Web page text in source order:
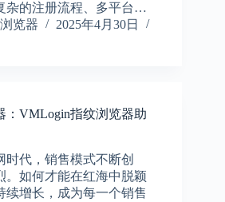
杂的注册流程、多平台…
览器
2025年4月30日
：VMLogin指纹浏览器助
时代，销售模式不断创
。如何才能在红海中脱颖
续增长，成为每一个销售